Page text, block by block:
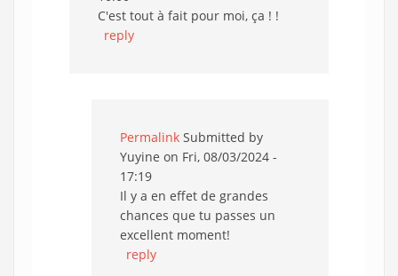
C'est tout à fait pour moi, ça ! !
reply
Permalink Submitted by
Yuyine on Fri, 08/03/2024 -
17:19
Il y a en effet de grandes
chances que tu passes un
excellent moment!
reply